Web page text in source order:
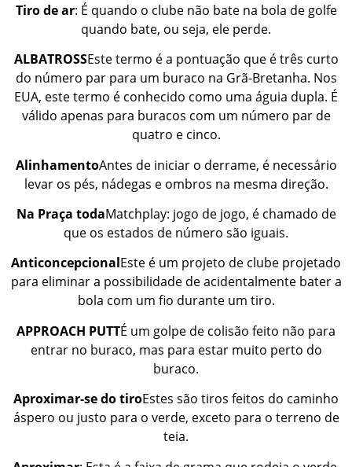
Tiro de ar: É quando o clube não bate na bola de golfe
quando bate, ou seja, ele perde.
ALBATROSSEste termo é a pontuação que é três curto
do número par para um buraco na Grã-Bretanha. Nos
EUA, este termo é conhecido como uma águia dupla. É
válido apenas para buracos com um número par de
quatro e cinco.
AlinhamentoAntes de iniciar o derrame, é necessário
levar os pés, nádegas e ombros na mesma direção.
Na Praça todaMatchplay: jogo de jogo, é chamado de
que os estados de número são iguais.
AnticoncepcionalEste é um projeto de clube projetado
para eliminar a possibilidade de acidentalmente bater a
bola com um fio durante um tiro.
APPROACH PUTTÉ um golpe de colisão feito não para
entrar no buraco, mas para estar muito perto do
buraco.
Aproximar-se do tiroEstes são tiros feitos do caminho
áspero ou justo para o verde, exceto para o terreno de
teia.